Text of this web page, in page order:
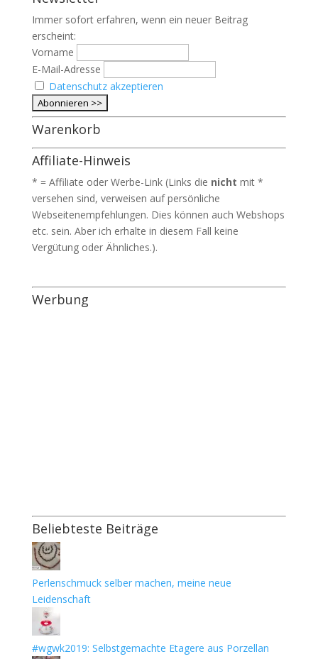
Immer sofort erfahren, wenn ein neuer Beitrag
erscheint:
Vorname
E-Mail-Adresse
Datenschutz akzeptieren
Warenkorb
Affiliate-Hinweis
* = Affiliate oder Werbe-Link (Links die nicht mit *
versehen sind, verweisen auf persönliche
Webseitenempfehlungen. Dies können auch Webshops
etc. sein. Aber ich erhalte in diesem Fall keine
Vergütung oder Ähnliches.).
Werbung
Beliebteste Beiträge
Perlenschmuck selber machen, meine neue
Leidenschaft
#wgwk2019: Selbstgemachte Etagere aus Porzellan